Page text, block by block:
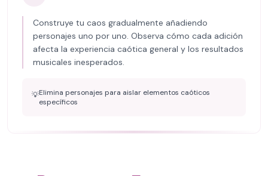
Construye tu caos gradualmente añadiendo
personajes uno por uno. Observa cómo cada adición
afecta la experiencia caótica general y los resultados
musicales inesperados.
💡Elimina personajes para aislar elementos caóticos
específicos